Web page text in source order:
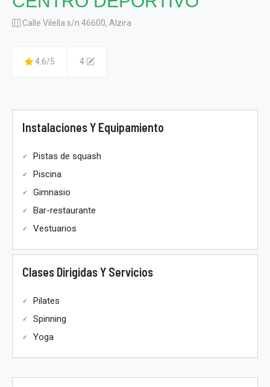
Calle Vilella s/n 46600, Alzira
4.6/5 4
Instalaciones Y Equipamiento
Pistas de squash
Piscina
Gimnasio
Bar-restaurante
Vestuarios
Clases Dirigidas Y Servicios
Pilates
Spinning
Yoga